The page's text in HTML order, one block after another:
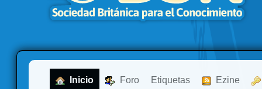
Inicio Foro Etiquetas Ezine